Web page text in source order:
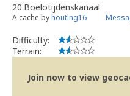
20.Boelotijdenskanaal
A cache byhouting16
Difficulty:
Terrain:
Join now to view